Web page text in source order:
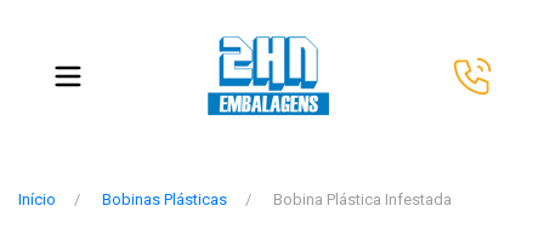
Início Bobinas Plásticas Bobina Plástica Infestada